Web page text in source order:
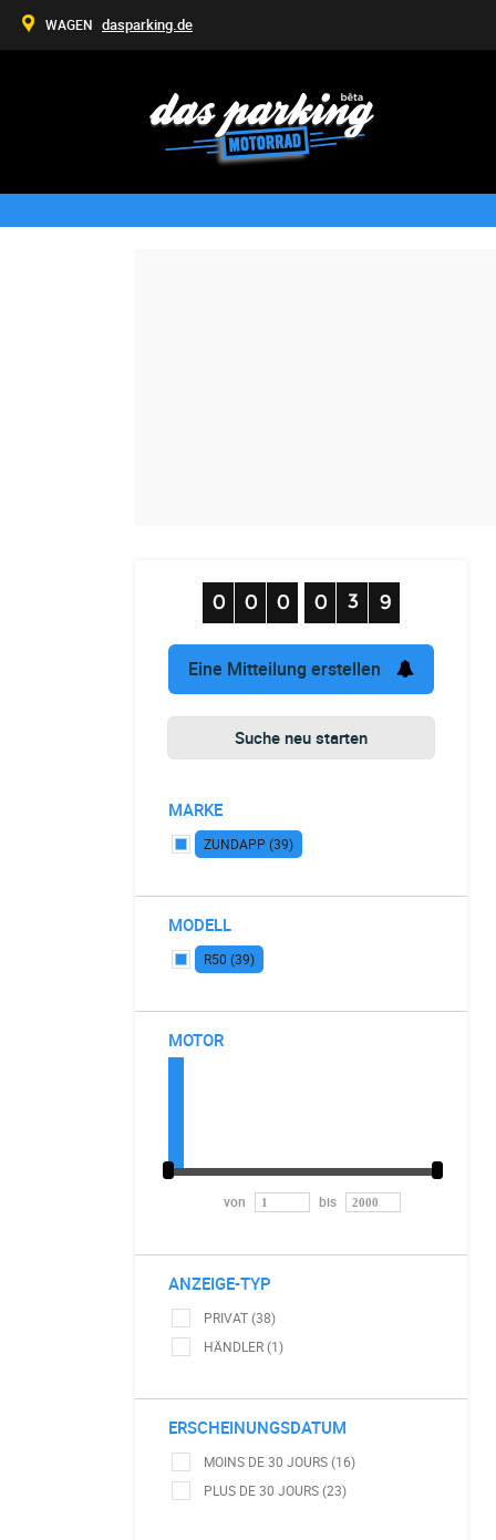
Eine Mitteilung erstellen
Suche neu starten
MARKE
ZUNDAPP (39)
MODELL
R50 (39)
MOTOR
von bis
ANZEIGE-TYP
PRIVAT (38)
HÄNDLER (1)
ERSCHEINUNGSDATUM
MOINS DE 30 JOURS (16)
PLUS DE 30 JOURS (23)
WAGEN dasparking.de